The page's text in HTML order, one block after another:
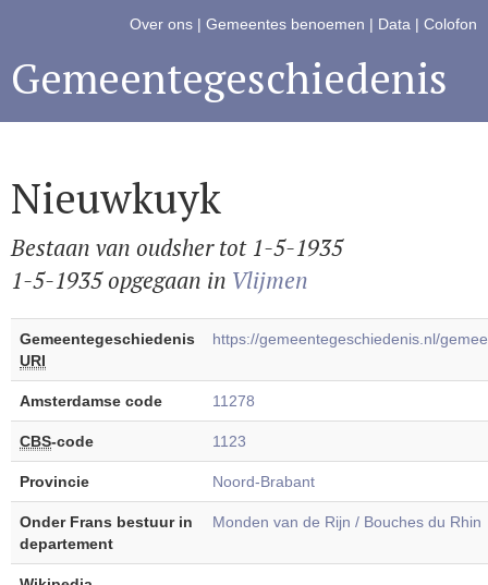
Over ons | Gemeentes benoemen | Data | Colofon
Gemeentegeschiedenis
Nieuwkuyk
Bestaan van oudsher tot 1-5-1935
1-5-1935 opgegaan in Vlijmen
Gemeentegeschiedenis
URI
https://gemeentegeschiedenis.nl/
Amsterdamse code 11278
CBS-code 1123
Provincie Noord-Brabant
Onder Frans bestuur in
departement
Monden van de Rijn / Bouches du Rhin